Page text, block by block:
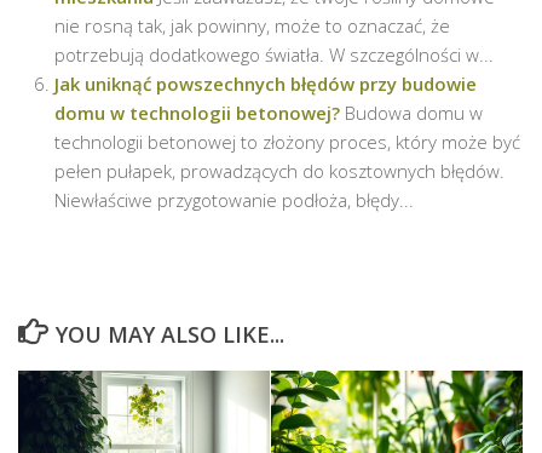
nie rosną tak, jak powinny, może to oznaczać, że
potrzebują dodatkowego światła. W szczególności w...
Jak uniknąć powszechnych błędów przy budowie
domu w technologii betonowej? Budowa domu w
technologii betonowej to złożony proces, który może być
pełen pułapek, prowadzących do kosztownych błędów.
Niewłaściwe przygotowanie podłoża, błędy...
YOU MAY ALSO LIKE...